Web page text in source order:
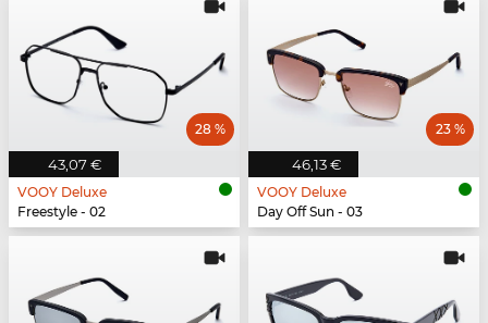
43,07 €
28 %
VOOY Deluxe
Freestyle - 02
46,13 €
23 %
VOOY Deluxe
Day Off Sun - 03